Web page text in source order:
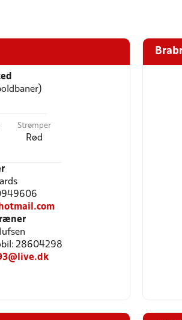
Strømper
Rød
28604298